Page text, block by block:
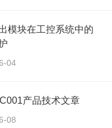
模块在工控系统中的
04
产品技术文章
08